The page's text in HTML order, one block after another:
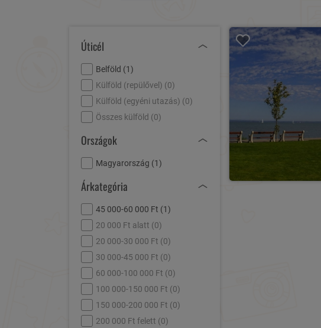
Úticél
Belföld (1)
Külföld (repülővel) (0)
Külföld (egyéni utazás) (0)
Összes külföld (0)
Országok
Magyarország (1)
Árkategória
45 000-60 000 Ft (1)
20 000 Ft alatt (0)
20 000-30 000 Ft (0)
30 000-45 000 Ft (0)
60 000-100 000 Ft (0)
100 000-150 000 Ft (0)
150 000-200 000 Ft (0)
200 000 Ft felett (0)